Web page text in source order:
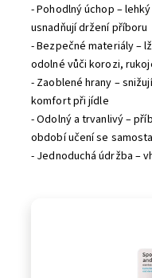
- Pohodlný úchop –
usnadňují držení příboru
- Bezpečné materiály –
odolné vůči korozi,
- Zaoblené hrany –
komfort při jídle
- Odolný a trvanlivý –
období učení se
- Jednoduchá údržba –